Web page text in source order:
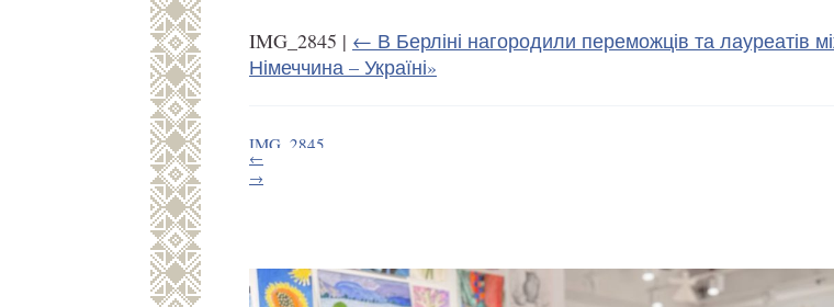
IMG_2845 | ← В Берліні нагородили переможців та лауреатів
Німеччина – Україні»
IMG_2845
27 Серпня 2025 12:23
←
→